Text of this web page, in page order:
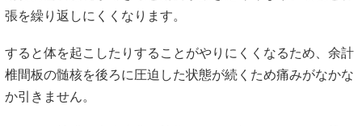
張を繰り返しにくくなります。
すると体を起こしたりすることがやりにくくなるため、余計
椎間板の髄核を後ろに圧迫した状態が続くため痛みがなかな
か引きません。